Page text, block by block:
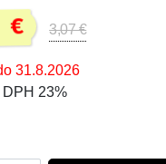
€ 3,07 €
31.8.2026
DPH 23%